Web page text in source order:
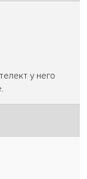
у него